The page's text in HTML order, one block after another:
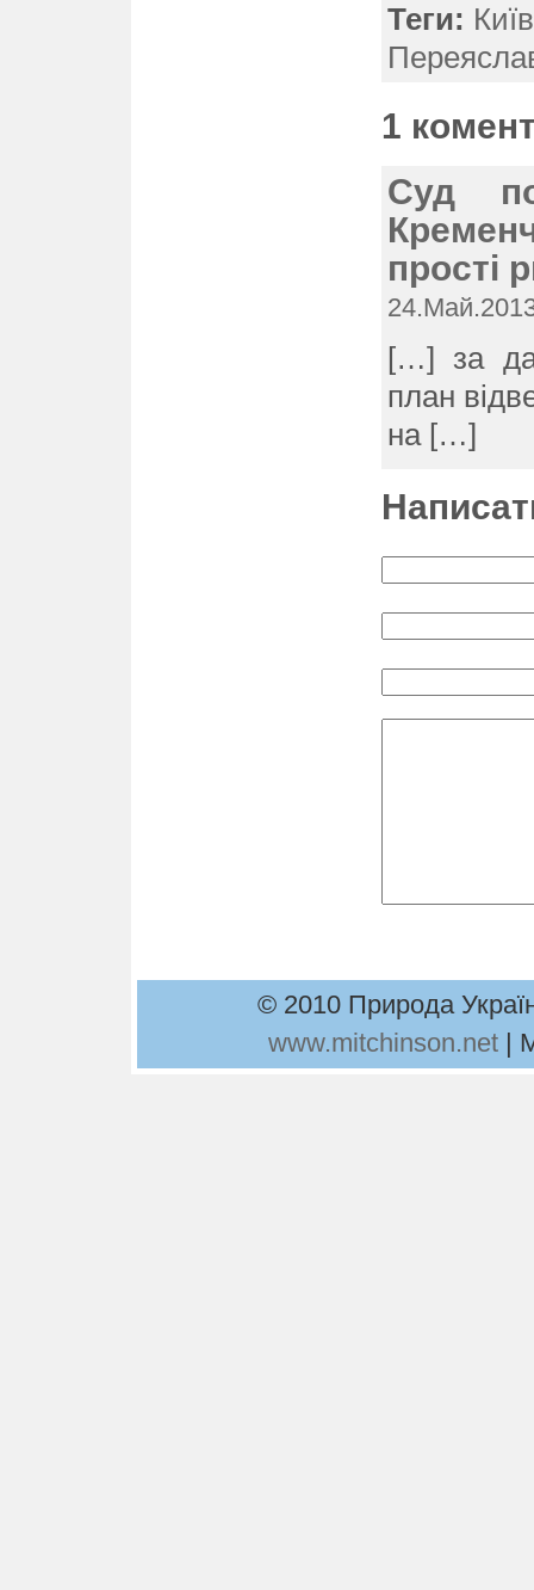
Теги:
1
Суд
прості
[…] за
план
на […]
© 2010 Природа
www.mitchinson.net |